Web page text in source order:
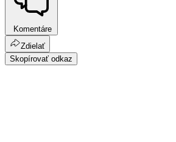
Komentáre
Zdielať
Skopírovať odkaz